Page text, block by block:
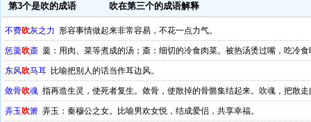
第3个是吹的成语 吹在第三个的成语解释
不费吹灰之力 形容事情做起来非常容易，不花一点力气。
惩羹吹齑 羹：用肉、菜等煮成的汤；齑：细切的冷食肉菜。被热汤烫过嘴，吃冷
东风吹马耳 比喻把别人的话当作耳边风。
敛骨吹魂 指再造生灵，使死者复生。敛骨，使散掉的骨骼集结起来。吹魂，把散
弄玉 吹箫 弄玉：秦穆公之女。比喻男欢女悦，结成爱侣，共享幸福。